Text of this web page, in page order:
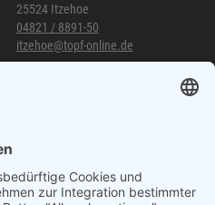
25524 Itzehoe
04821 / 8891-50
itzehoe@topf-online.de
040 / 21 04 04 04-04
glinde@topf-online.de